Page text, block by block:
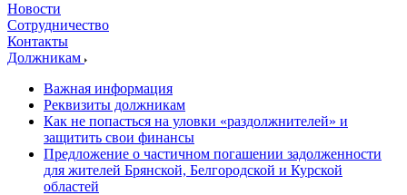
Новости
Сотрудничество
Контакты
Должникам
Важная информация
Реквизиты должникам
Как не попасться на уловки «раздолжнителей» и
защитить свои финансы
Предложение о частичном погашении задолженности
для жителей Брянской, Белгородской и Курской
областей